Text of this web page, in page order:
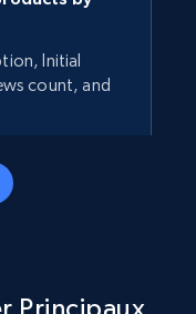
Initial
count, and
Commencer
Principaux